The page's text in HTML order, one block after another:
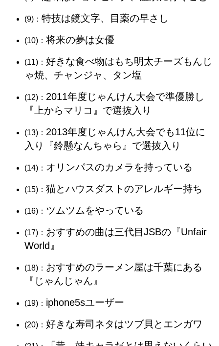
(9)： 特技は鏡文字、目薬の早さし
(10)： 将来の夢は女優
(11)： 好きな食べ物はもち明太チーズもんじ
ゃ焼、チャンジャ、タン塩
(12)： 2011年度じゃんけん大会で準優勝し
『上からマリコ』で選抜入り
(13)： 2013年度じゃんけん大会でも11位に
入り『鈴懸なんちゃら』で選抜入り
(14)： オリンパスのカメラを持っている
(15)： 猫とハウスダストのアレルギー持ち
(16)： ツムツムをやっている
(17)： おすすめの曲は三代目JSBの『Unfair
World』
(18)： おすすめのラーメン屋は千葉にある
『じゃんじゃん』
(19)： iphone5sユーザー
(20)： 好きな寿司ネタはツブ貝とエンガワ